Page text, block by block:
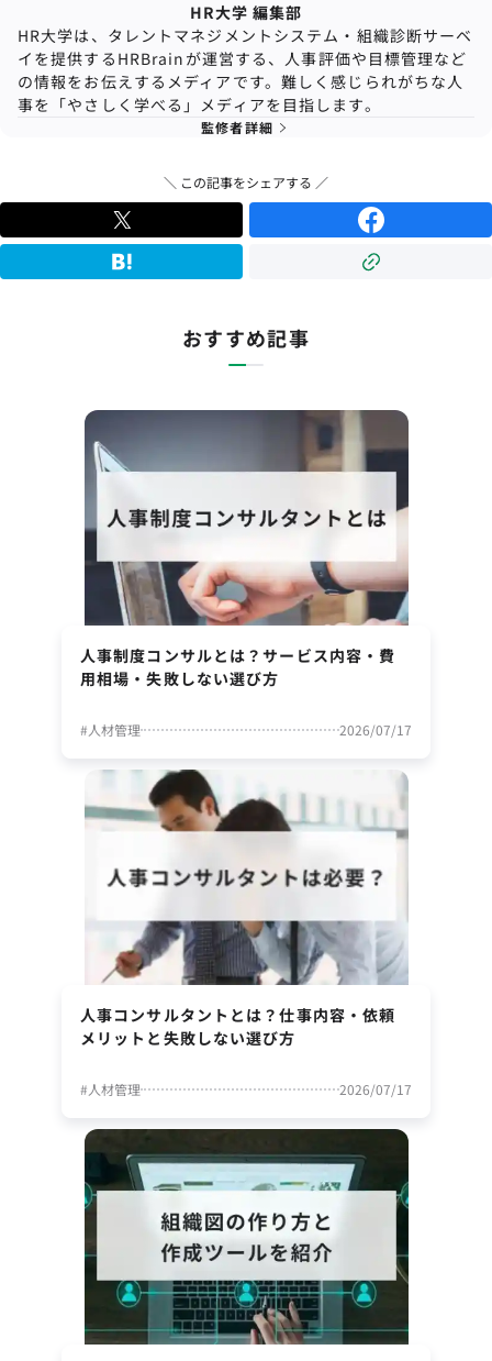
HR大学 編集部
HR大学は、タレントマネジメントシステム・組織診断サーベ
イを提供するHRBrainが運営する、人事評価や目標管理など
の情報をお伝えするメディアです。難しく感じられがちな人
事を「やさしく学べる」メディアを目指します。
監修者詳細
＼ この記事をシェアする ／
おすすめ記事
人事制度コンサルとは？サービス内容・費
用相場・失敗しない選び方
#人材管理 2026/07/17
人事コンサルタントとは？仕事内容・依頼
メリットと失敗しない選び方
#人材管理 2026/07/17